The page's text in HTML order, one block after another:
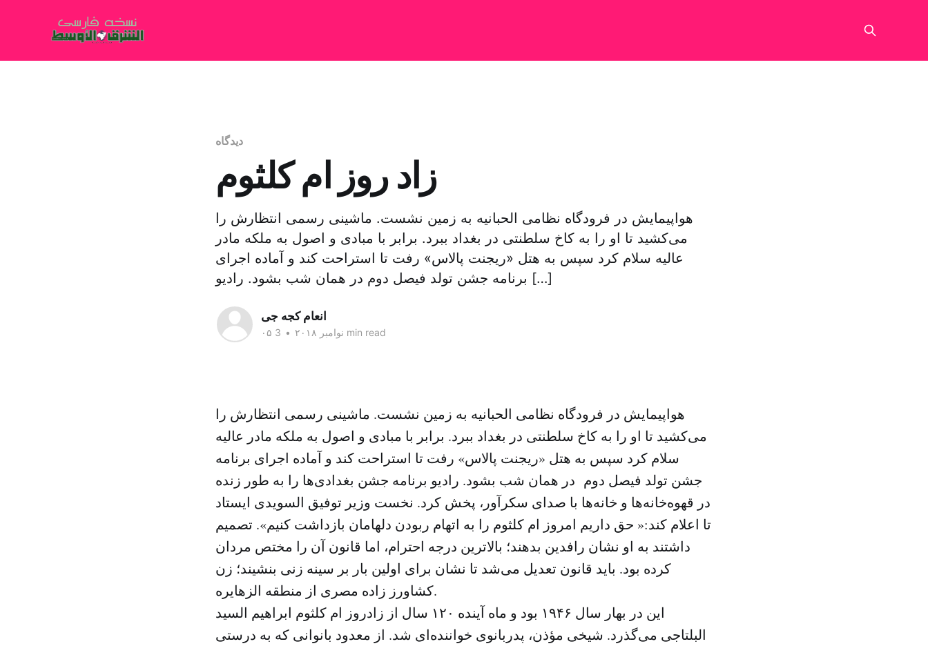
دیدگاه
زاد روز ام کلثوم
هواپیمایش در فرودگاه نظامی الحبانیه به زمین نشست. ماشینی رسمی انتظارش را
می‌کشید تا او را به کاخ سلطنتی در بغداد ببرد. برابر با مبادی و اصول به ملکه مادر
عالیه سلام کرد سپس به هتل «ریجنت پالاس» رفت تا استراحت کند و آماده اجرای
برنامه جشن تولد فیصل دوم در همان شب بشود. رادیو […]
انعام کجه جی
۰۵ نوامبر ۲۰۱۸ • 3 min read
هواپیمایش در فرودگاه نظامی الحبانیه به زمین نشست. ماشینی رسمی انتظارش را
می‌کشید تا او را به کاخ سلطنتی در بغداد ببرد. برابر با مبادی و اصول به ملکه مادر عالیه
سلام کرد سپس به هتل «ریجنت پالاس» رفت تا استراحت کند و آماده اجرای برنامه
جشن تولد فیصل دوم در همان شب بشود. رادیو برنامه جشن بغدادی‌ها را به طور زنده
در قهوه‌خانه‌ها و خانه‌ها با صدای سکرآور، پخش کرد. نخست وزیر توفیق السویدی ایستاد
تا اعلام کند:« حق داریم امروز ام کلثوم را به اتهام ربودن دلهامان بازداشت کنیم». تصمیم
داشتند به او نشان رافدین بدهند؛ بالاترین درجه احترام، اما قانون آن را مختص مردان
کرده بود. باید قانون تعدیل می‌شد تا نشان برای اولین بار بر سینه زنی بنشیند؛ زن
کشاورز زاده مصری از منطقه الزهایره.
این در بهار سال ۱۹۴۶ بود و ماه آینده ۱۲۰ سال از زادروز ام کلثوم ابراهیم السید
البلتاجی می‌گذرد. شیخی مؤذن، پدربانوی خواننده‌ای شد. از معدود بانوانی که به درستی